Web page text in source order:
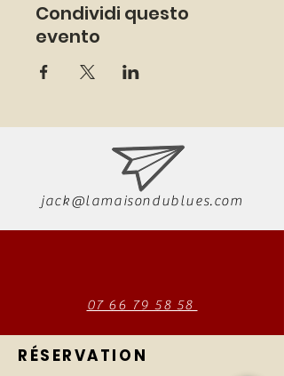
Condividi questo
evento
jack@lamaisondublues.com
07 66 79 58 58
RÉSERVATION